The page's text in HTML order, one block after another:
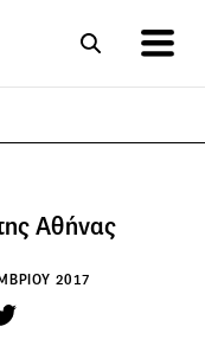
Αθήνας
2017